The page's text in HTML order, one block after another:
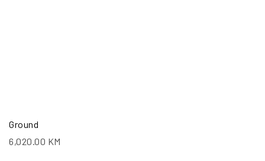
Ground
6,020.00 KM